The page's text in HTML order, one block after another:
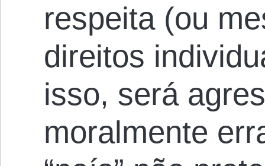
respeita (ou
direitos
isso, será
moralmente